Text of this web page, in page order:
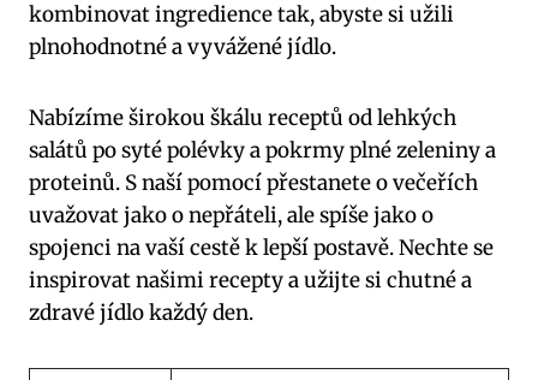
kombinovat ingredience tak, abyste si užili
plnohodnotné a vyvážené jídlo.
Nabízíme širokou škálu receptů od lehkých
salátů po syté polévky a pokrmy plné zeleniny a
proteinů. S naší pomocí přestanete o večeřích
uvažovat jako o nepřáteli, ale spíše jako o
spojenci na vaší cestě k lepší postavě. Nechte se
inspirovat našimi recepty a užijte si chutné a
zdravé jídlo každý den.